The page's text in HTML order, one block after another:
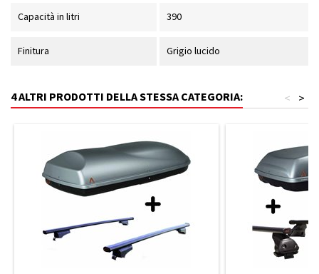
Capacità in litri 390
Finitura Grigio lucido
4 ALTRI PRODOTTI DELLA STESSA CATEGORIA: >
<